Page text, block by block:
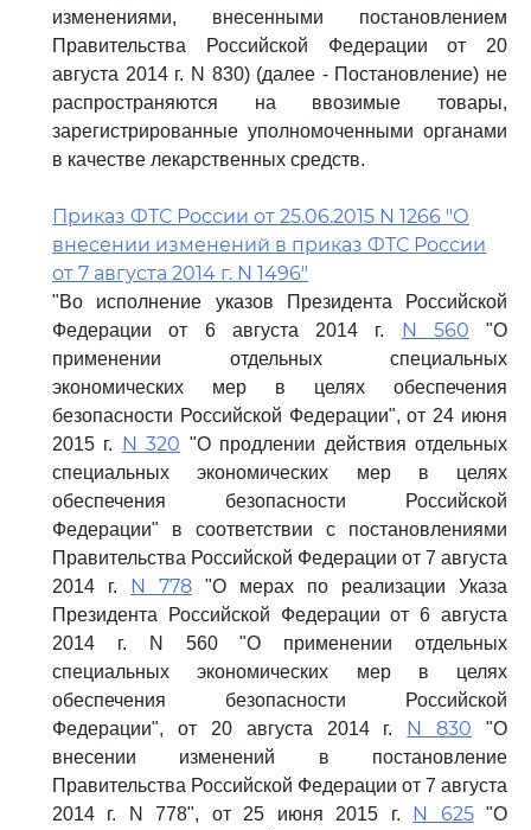
изменениями, внесенными постановлением
Правительства Российской Федерации от 20
августа 2014 г. N 830) (далее - Постановление) не
распространяются на ввозимые товары,
зарегистрированные уполномоченными органами
в качестве лекарственных средств.
Приказ ФТС России от 25.06.2015 N 1266 "О
внесении изменений в приказ ФТС России
от 7 августа 2014 г. N 1496"
"Во исполнение указов Президента Российской
Федерации от 6 августа 2014 г. N 560 "О
применении отдельных специальных
экономических мер в целях обеспечения
безопасности Российской Федерации", от 24 июня
2015 г. N 320 "О продлении действия отдельных
специальных экономических мер в целях
обеспечения безопасности Российской
Федерации" в соответствии с постановлениями
Правительства Российской Федерации от 7 августа
2014 г. N 778 "О мерах по реализации Указа
Президента Российской Федерации от 6 августа
2014 г. N 560 "О применении отдельных
специальных экономических мер в целях
обеспечения безопасности Российской
Федерации", от 20 августа 2014 г. N 830 "О
внесении изменений в постановление
Правительства Российской Федерации от 7 августа
2014 г. N 778", от 25 июня 2015 г. N 625"О